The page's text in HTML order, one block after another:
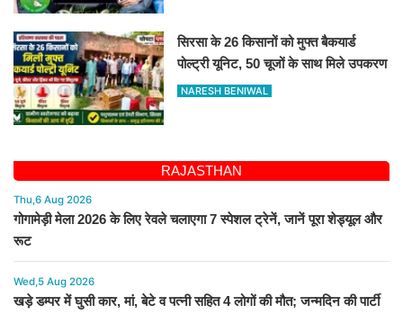
सिरसा के 26 किसानों को मुफ्त बैकयार्ड
पोल्ट्री यूनिट, 50 चूजों के साथ मिले उपकरण
NARESH BENIWAL
RAJASTHAN
Thu,6 Aug 2026
गोगामेड़ी मेला 2026 के लिए रेवले चलाएगा 7 स्पेशल ट्रेनें, जानें पूरा शेड्यूल और
रूट
Wed,5 Aug 2026
खड़े डम्पर में घुसी कार, मां, बेटे व पत्नी सहित 4 लोगों की मौत; जन्मदिन की पार्टी